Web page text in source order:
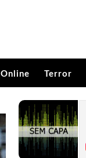
Online Terror